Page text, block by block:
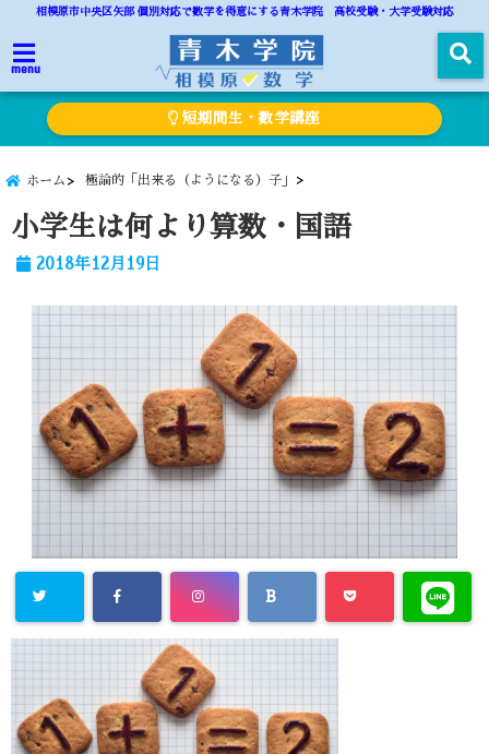
相模原市中央区矢部 個別対応で数学を得意にする青木学院 高校受験・大学受験対応
menu
短期間生・数学講座
ホーム 極論的「出来る（ようになる）子」
小学生は何より算数・国語
2018年12月19日